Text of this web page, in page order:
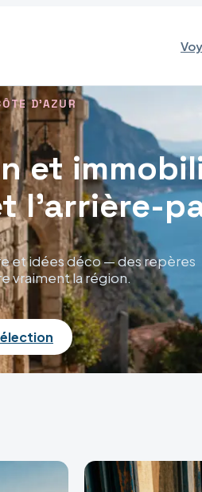
D'AZUR
et
l'arrière-
et idées déco — des repères
vraiment la région.